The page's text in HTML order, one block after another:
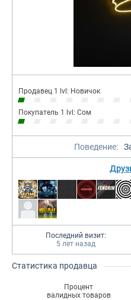
Продавец 1 lvl: Новичок
Покупатель 1 lvl: Сом
Поведение:
Последний визит:
5 лет назад
Статистика продавца
Процент
валидных товаров